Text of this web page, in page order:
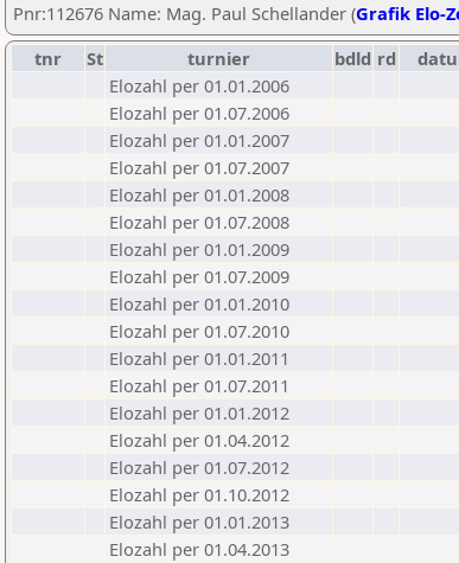
Pnr:112676 Name: Mag. Paul Schellander (Grafik Elo-
tnr
St turnier bdld rd
Elozahl per 01.01.2006
Elozahl per 01.07.2006
Elozahl per 01.01.2007
Elozahl per 01.07.2007
Elozahl per 01.01.2008
Elozahl per 01.07.2008
Elozahl per 01.01.2009
Elozahl per 01.07.2009
Elozahl per 01.01.2010
Elozahl per 01.07.2010
Elozahl per 01.01.2011
Elozahl per 01.07.2011
Elozahl per 01.01.2012
Elozahl per 01.04.2012
Elozahl per 01.07.2012
Elozahl per 01.10.2012
Elozahl per 01.01.2013
Elozahl per 01.04.2013